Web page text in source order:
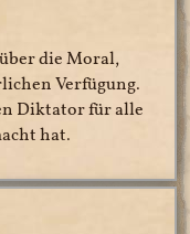
die Moral,
Verfügung.
Diktator für alle
hat.